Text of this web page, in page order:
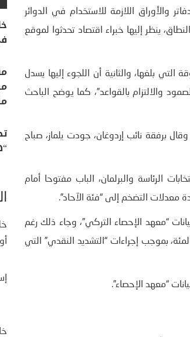
والأوراق اللازمة للاستخدام في الدوائر
ينظر إليها خبراء اقتصاد تحدثوا لموقع
التي بلغها، والثانية أن اللجوء إليها يسدل
والالتزام بالقواعد”، كما يوضح الباحث
برفقة نائب إردوغان، جودت يلماز، صباح
الرئاسة والبرلمان، الباب مفتوحا أمام
معدلات التضخم إلى “فئة الآحاد”.
في شهر أبريل الماضي إلى 69.8 بالمئة حسب بيانات “معهد الإحصاء التركي”، وجاء ذلك رغم
المصرف المركزي في البلاد إلى رفع أسعار الفائدة وبالتدريج من 8.5 إلى 50 بالمئة، بموجب إجراءات “التشديد النقدي” التي